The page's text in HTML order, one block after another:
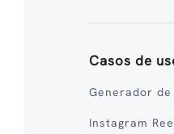
Casos de
Generador
Instagram